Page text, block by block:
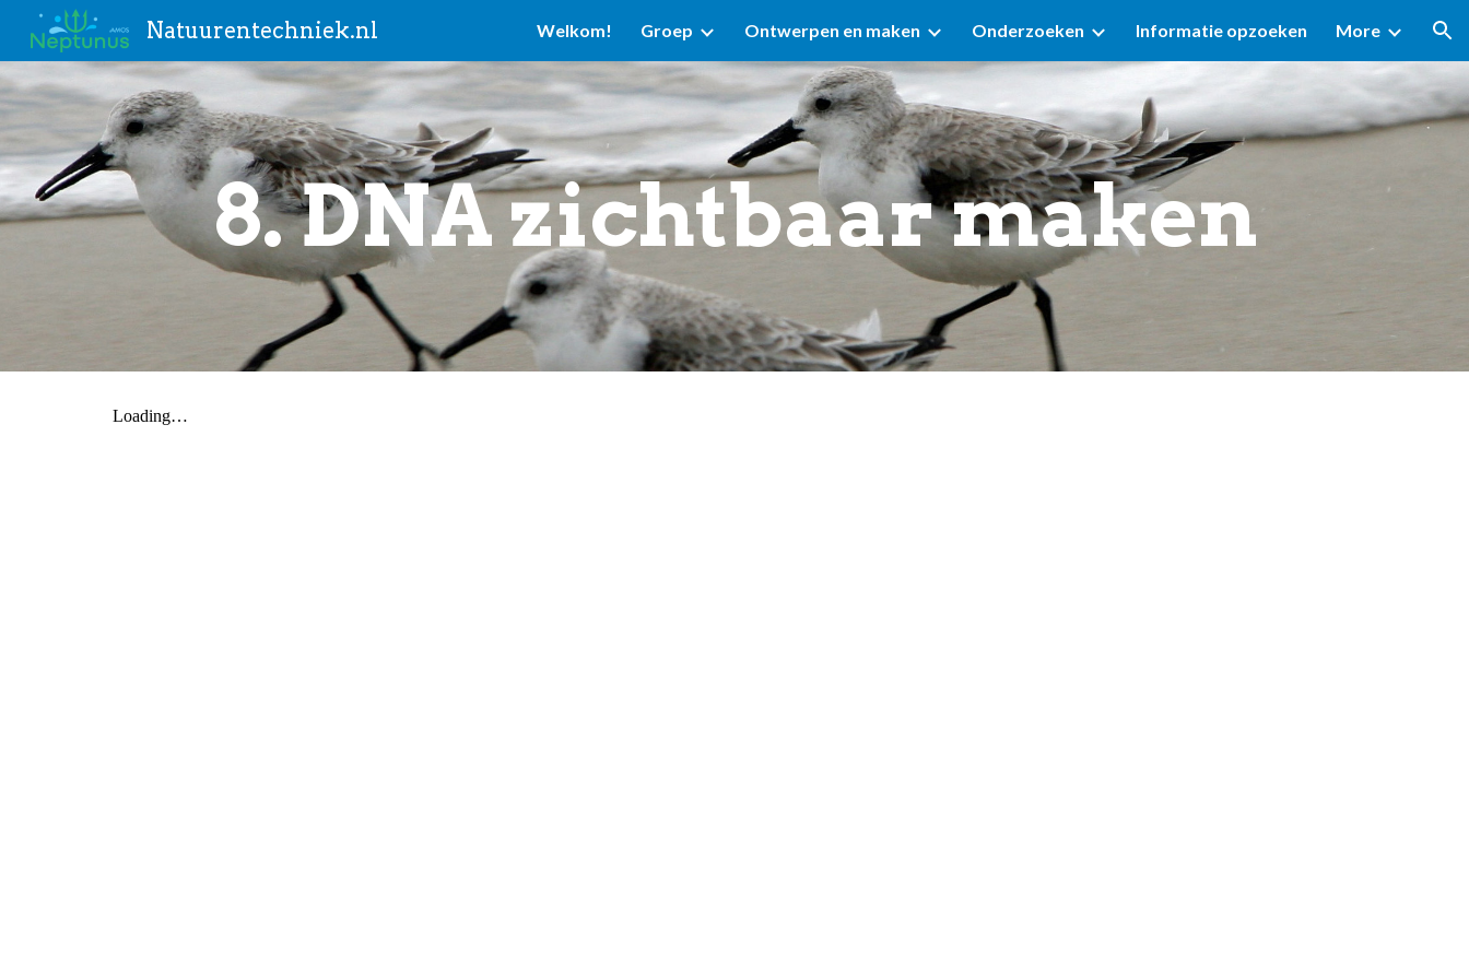
Skip to main content Skip to navigation
Natuurentechniek.nl Welkom! Groep Ontwerpen en maken Onderzoeken Informatie opzoeken More
8. DNA zichtbaar maken